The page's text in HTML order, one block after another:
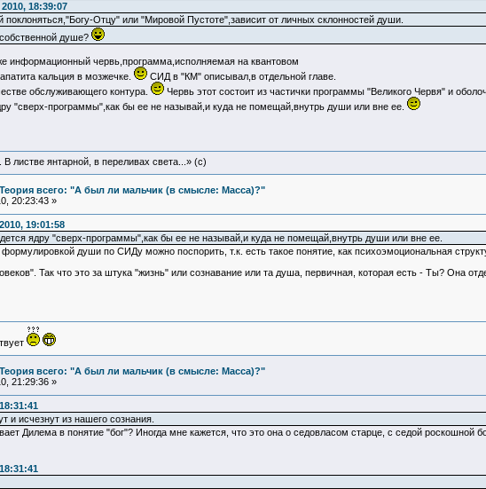
18:39:07
поклоняться,"Богу-Отцу" или "Мировой Пустоте",зависит от личных склонностей души.
душе?
информационный червь,программа,исполняемая на квантовом
кальция в мозжечке.
СИД в "КМ" описывал,в отдельной главе.
обслуживающего контура.
Червь этот состоит из частички программы "Великого Червя" и
"сверх-программы",как бы ее не называй,и куда не помещай,внутрь души или вне ее.
листве янтарной, в переливах света...» (c)
всего: "А был ли мальчик (в смысле: Масса)?"
20:23:43 »
19:01:58
ядру "сверх-программы",как бы ее не называй,и куда не помещай,внутрь души или вне ее.
души по СИДу можно поспорить, т.к. есть такое понятие, как психоэмоциональная
Так что это за штука "жизнь" или сознавание или та душа, первичная, которая есть - Ты? Она
всего: "А был ли мальчик (в смысле: Масса)?"
21:29:36 »
и исчезнут из нашего сознания.
Дилема в понятие "бог"? Иногда мне кажется, что это она о седовласом старце, с седой